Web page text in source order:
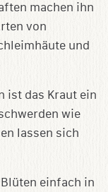
machen ihn
von
und
ist das Kraut ein
wie
lassen sich
einfach in